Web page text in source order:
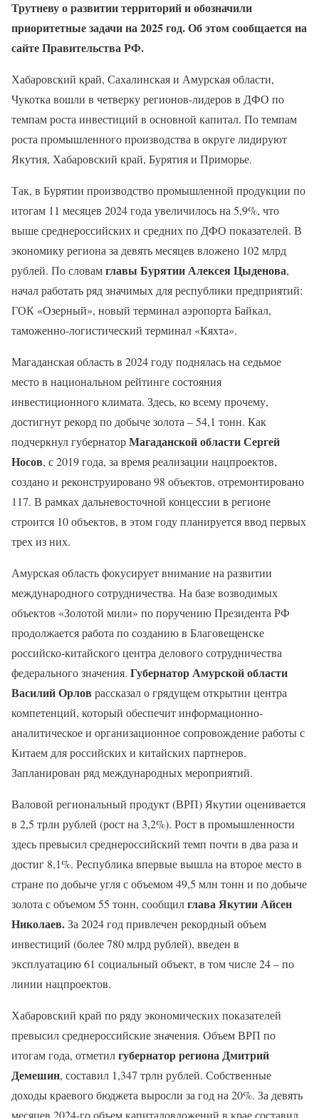
Трутневу о развитии территорий и обозначили
приоритетные задачи на 2025 год. Об этом сообщается на
сайте Правительства РФ.
Хабаровский край, Сахалинская и Амурская области,
Чукотка вошли в четверку регионов-лидеров в ДФО по
темпам роста инвестиций в основной капитал. По темпам
роста промышленного производства в округе лидируют
Якутия, Хабаровский край, Бурятия и Приморье.
Так, в Бурятии производство промышленной продукции по
итогам 11 месяцев 2024 года увеличилось на 5,9%, что
выше среднероссийских и средних по ДФО показателей. В
экономику региона за девять месяцев вложено 102 млрд
рублей. По словамглавы Бурятии Алексея Цыденова,
начал работать ряд значимых для республики предприятий:
ГОК «Озерный», новый терминал аэропорта Байкал,
таможенно-логистический терминал «Кяхта».
Магаданская область в 2024 году поднялась на седьмое
место в национальном рейтинге состояния
инвестиционного климата. Здесь, ко всему прочему,
достигнут рекорд по добыче золота – 54,1 тонн. Как
подчеркнул губернаторМагаданской области Сергей
Носов, с 2019 года, за время реализации нацпроектов,
создано и реконструировано 98 объектов, отремонтировано
117. В рамках дальневосточной концессии в регионе
строится 10 объектов, в этом году планируется ввод первых
трех из них.
Амурская область фокусирует внимание на развитии
международного сотрудничества. На базе возводимых
объектов «Золотой мили» по поручению Президента РФ
продолжается работа по созданию в Благовещенске
российско-китайского центра делового сотрудничества
федерального значения. Губернатор Амурской области
Василий Орлов рассказал о грядущем открытии центра
компетенций, который обеспечит информационно-
аналитическое и организационное сопровождение работы с
Китаем для российских и китайских партнеров.
Запланирован ряд международных мероприятий.
Валовой региональный продукт (ВРП) Якутии оценивается
в 2,5 трлн рублей (рост на 3,2%). Рост в промышленности
здесь превысил среднероссийский темп почти в два раза и
достиг 8,1%. Республика впервые вышла на второе место в
стране по добыче угля с объемом 49,5 млн тонн и по добыче
золота с объемом 55 тонн, сообщилглава Якутии Айсен
Николаев.За 2024 год привлечен рекордный объем
инвестиций (более 780 млрд рублей), введен в
эксплуатацию 61 социальный объект, в том числе 24 – по
линии нацпроектов.
Хабаровский край по ряду экономических показателей
превысил среднероссийские значения. Объем ВРП по
итогам года, отметилгубернатор региона Дмитрий
Демешин, составил 1,347 трлн рублей. Собственные
доходы краевого бюджета выросли за год на 20%. За девять
месяцев 2024-го объем капиталовложений в крае составил